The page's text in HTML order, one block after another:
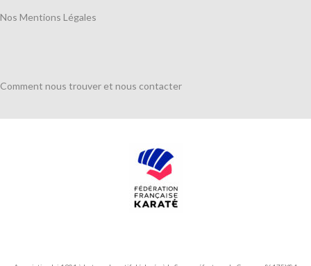
Nos Mentions Légales
Comment nous trouver et nous contacter